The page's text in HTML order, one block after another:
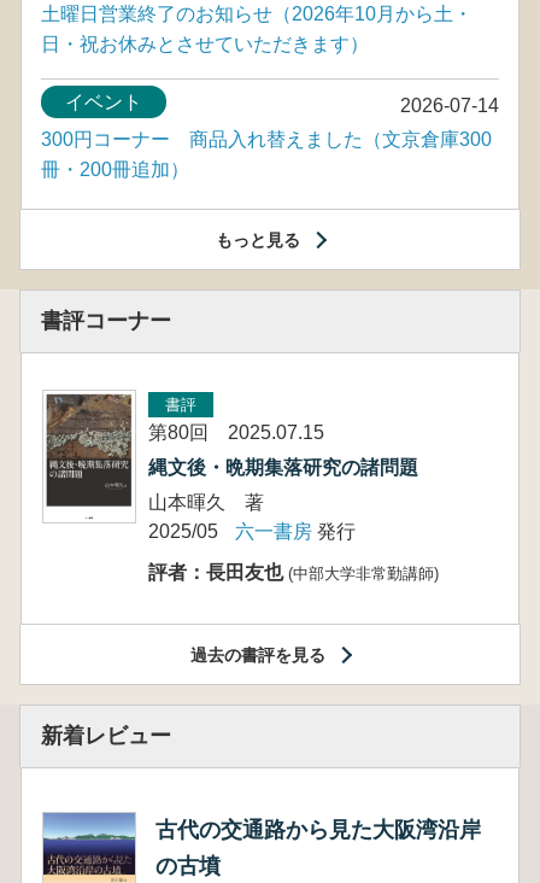
土曜日営業終了のお知らせ（2026年10月から土・
日・祝お休みとさせていただきます）
2026-07-14
イベント
300円コーナー 商品入れ替えました（文京倉庫300
冊・200冊追加）
もっと見る
書評コーナー
書評
第80回 2025.07.15
縄文後・晩期集落研究の諸問題
山本暉久 著
2025/05
六一書房 発行
評者：長田友也 (中部大学非常勤講師)
過去の書評を見る
新着レビュー
古代の交通路から見た大阪湾沿岸
の古墳